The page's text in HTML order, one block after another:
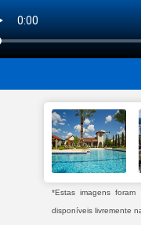
*Estas imagens
disponíveis livremente